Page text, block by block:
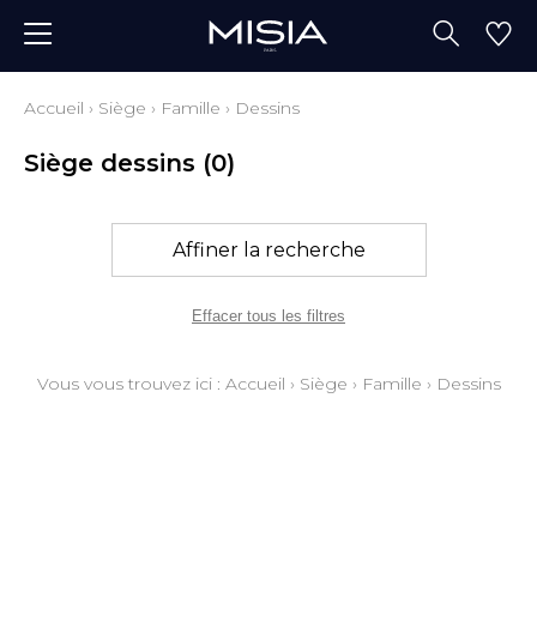
Accueil › Siège › Famille › Dessins
Siège dessins (0)
Affiner la recherche
Effacer tous les filtres
Vous vous trouvez ici : Accueil › Siège › Famille › Dessins